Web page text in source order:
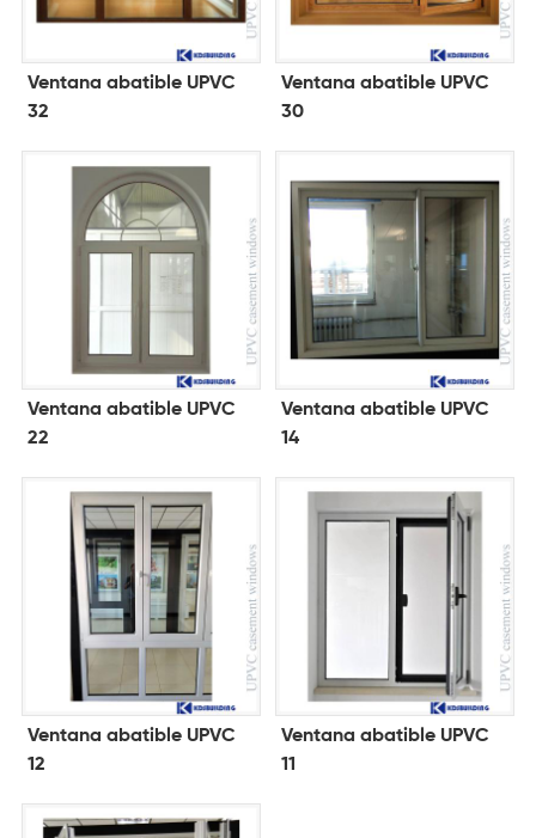
Ventana abatible UPVC
32
Ventana abatible UPVC
30
Ventana abatible UPVC
22
Ventana abatible UPVC
14
Ventana abatible UPVC
12
Ventana abatible UPVC
11